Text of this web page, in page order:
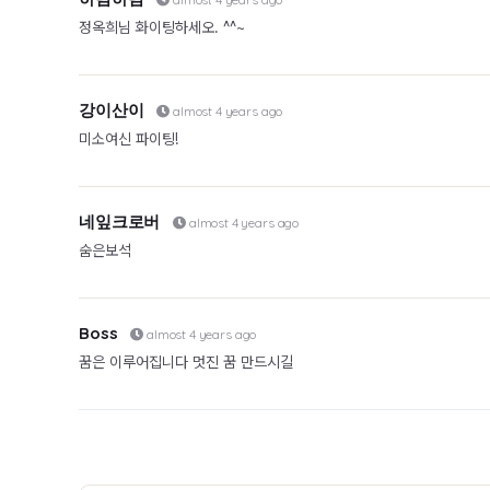
정옥희님 화이팅하세오. ^^~
강이산이 almost 4 years ago
미소여신 파이팅!
네잎크로버 almost 4 years ago
숨은보석
Boss almost 4 years ago
꿈은 이루어집니다 멋진 꿈 만드시길